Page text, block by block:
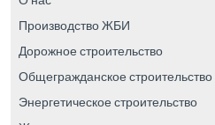
Производство ЖБИ
Дорожное строительство
Общегражданское строительство
Энергетическое строительство